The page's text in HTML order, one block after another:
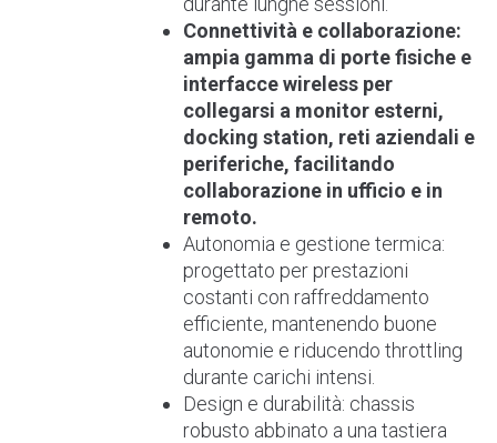
Connettività e collaborazione:
ampia gamma di porte fisiche e
interfacce wireless per
collegarsi a monitor esterni,
docking station, reti aziendali e
periferiche, facilitando
collaborazione in ufficio e in
remoto.
Autonomia e gestione termica:
progettato per prestazioni
costanti con raffreddamento
efficiente, mantenendo buone
autonomie e riducendo throttling
durante carichi intensi.
Design e durabilità: chassis
robusto abbinato a una tastiera